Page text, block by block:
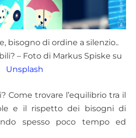
bisogno di ordine a silenzio..
– Foto di Markus Spiske su
Unsplash
Come trovare l’equilibrio tra il
e il rispetto dei bisogni di
spesso poco tempo ed